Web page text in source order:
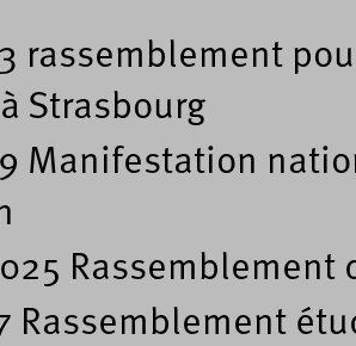
rassemblement
Strasbourg
Manifestation
Rassemblement
Rassemblement